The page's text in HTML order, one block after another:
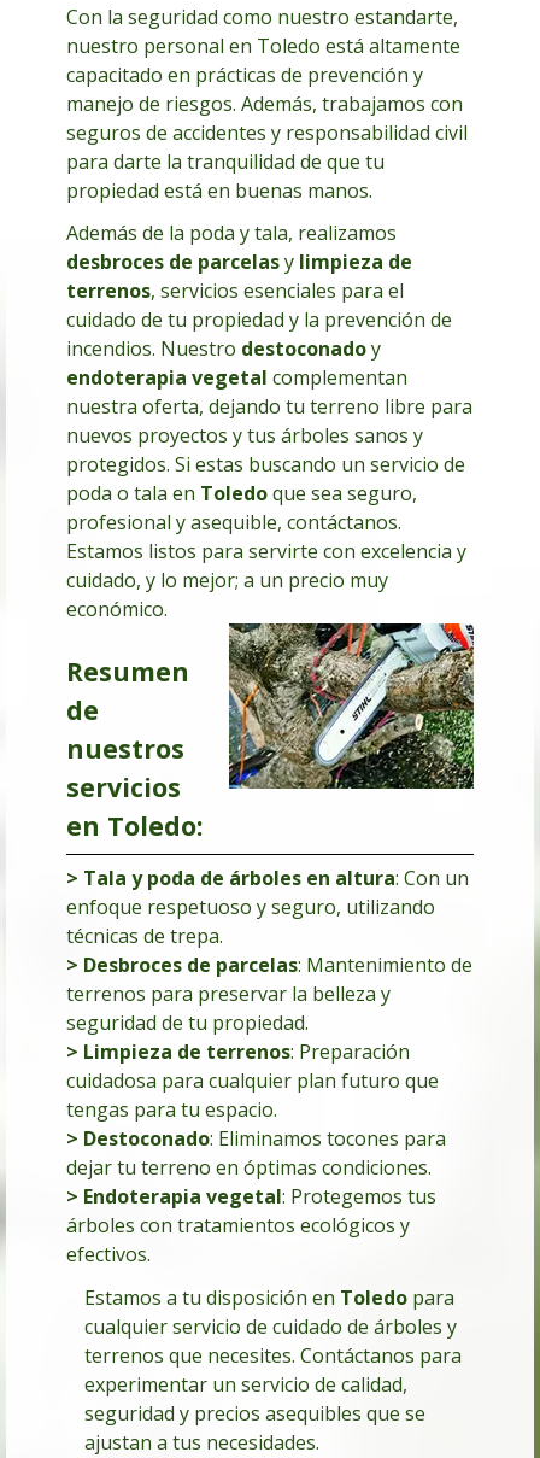
Con la seguridad como nuestro estandarte,
nuestro personal en Toledo está altamente
capacitado en prácticas de prevención y
manejo de riesgos. Además, trabajamos con
seguros de accidentes y responsabilidad civil
para darte la tranquilidad de que tu
propiedad está en buenas manos.
Además de la poda y tala, realizamos
desbroces de parcelasy limpieza de
terrenos, servicios esenciales para el
cuidado de tu propiedad y la prevención de
incendios. Nuestro destoconadoy
endoterapia vegetal complementan
nuestra oferta, dejando tu terreno libre para
nuevos proyectos y tus árboles sanos y
protegidos. Si estas buscando un servicio de
poda o tala en Toledoque sea seguro,
profesional y asequible, contáctanos.
Estamos listos para servirte con excelencia y
cuidado, y lo mejor; a un precio muy
económico.
Resumen
de
nuestros
servicios
en Toledo:
> Tala y poda de árboles en altura: Con un
enfoque respetuoso y seguro, utilizando
técnicas de trepa.
> Desbroces de parcelas: Mantenimiento de
terrenos para preservar la belleza y
seguridad de tu propiedad.
> Limpieza de terrenos: Preparación
cuidadosa para cualquier plan futuro que
tengas para tu espacio.
> Destoconado: Eliminamos tocones para
dejar tu terreno en óptimas condiciones.
> Endoterapia vegetal: Protegemos tus
árboles con tratamientos ecológicos y
efectivos.
Estamos a tu disposición en Toledo para
cualquier servicio de cuidado de árboles y
terrenos que necesites. Contáctanos para
experimentar un servicio de calidad,
seguridad y precios asequibles que se
ajustan a tus necesidades.